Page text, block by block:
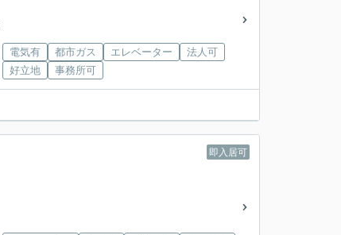
電気有 都市ガス エレベーター
法人可
好立地
事務所可
即入居可